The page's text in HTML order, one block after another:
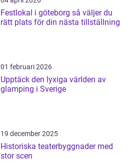
Festlokal i göteborg så väljer du
rätt plats för din nästa tillställning
01 februari 2026
Upptäck den lyxiga världen av
glamping i Sverige
19 december 2025
Historiska teaterbyggnader med
stor scen